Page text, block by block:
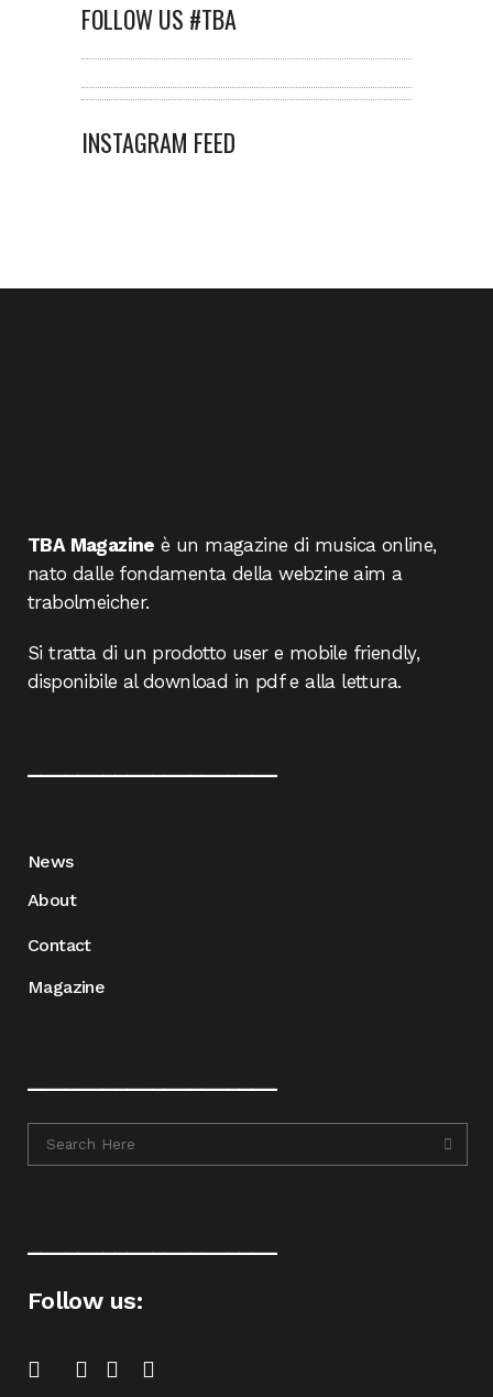
FOLLOW US #TBA
INSTAGRAM FEED
TBA Magazine è un magazine di musica online,
nato dalle fondamenta della webzine aim a
trabolmeicher.
Si tratta di un prodotto user e mobile friendly,
disponibile al download in pdf e alla lettura.
News
About
Contact
Magazine
Follow us: